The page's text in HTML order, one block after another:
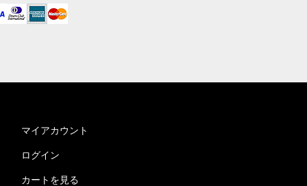
マイアカウント
ログイン
カートを見る